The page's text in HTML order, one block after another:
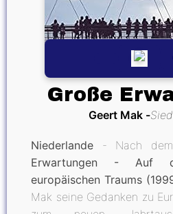
Große
Geert Mak
Niederlande - Nach
Erwartungen - Auf
europäischen Traums
Mak seine Gedanken zu